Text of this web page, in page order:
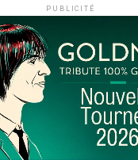
PUBLICITÉ